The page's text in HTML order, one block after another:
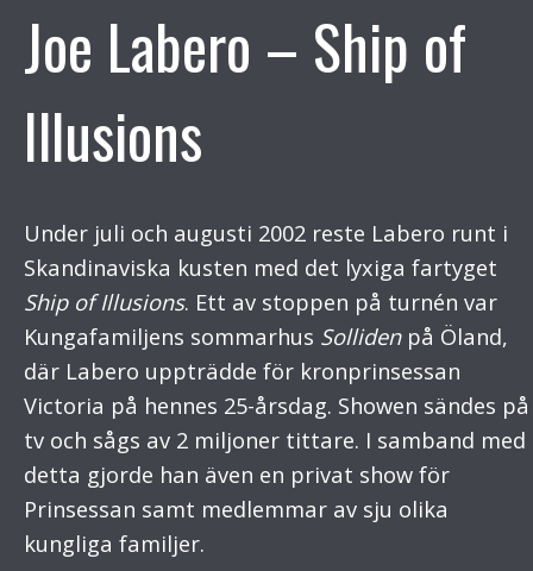
Joe Labero – Ship of
Illusions
Under juli och augusti 2002 reste Labero runt i
Skandinaviska kusten med det lyxiga fartyget
Ship of Illusions. Ett av stoppen på turnén var
Kungafamiljens sommarhus Sollidenpå Öland,
där Labero uppträdde för kronprinsessan
Victoria på hennes 25-årsdag. Showen sändes på
tv och sågs av 2 miljoner tittare. I samband med
detta gjorde han även en privat show för
Prinsessan samt medlemmar av sju olika
kungliga familjer.